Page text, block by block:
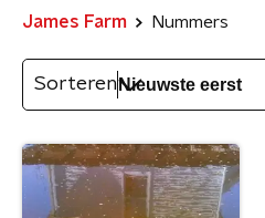
James Farm Nummers
Sorteren